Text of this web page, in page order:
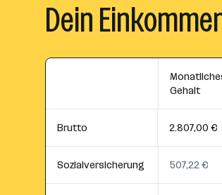
Dein
Gehalt
Brutto 2.807,00 €
Sozialversicherung 507,22 €